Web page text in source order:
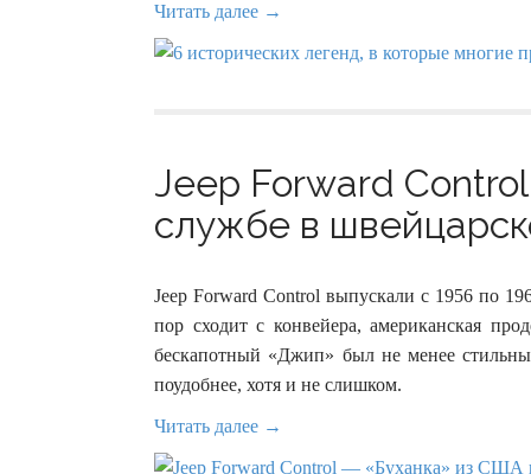
Читать далее →
Jeep Forward
службе в
Jeep Forward Control выпускали с 1956 по
пор сходит с конвейера, американская
бескапотный «Джип» был не менее
поудобнее, хотя и не слишком.
Читать далее →